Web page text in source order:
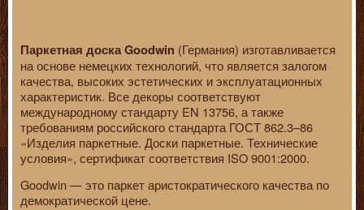
Паркетная доска Goodwin (Германия) изготавливается
на основе немецких технологий, что является залогом
качества, высоких эстетических и эксплуатационных
характеристик. Все декоры соответствуют
международному стандарту EN 13756, а также
требованиям российского стандарта ГОСТ 862.3–86
«Изделия паркетные. Доски паркетные. Технические
условия», сертификат соответствия ISO 9001:2000.
Goodwin — это паркет аристократического качества по
демократической цене.